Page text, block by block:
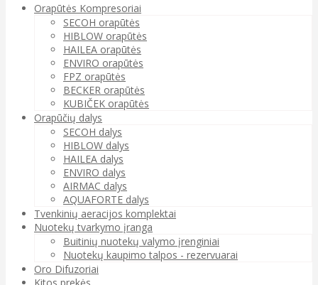
Orapūtės Kompresoriai
SECOH orapūtės
HIBLOW orapūtės
HAILEA orapūtės
ENVIRO orapūtės
FPZ orapūtės
BECKER orapūtės
KUBIČEK orapūtės
Orapūčių dalys
SECOH dalys
HIBLOW dalys
HAILEA dalys
ENVIRO dalys
AIRMAC dalys
AQUAFORTE dalys
Tvenkinių aeracijos komplektai
Nuotekų tvarkymo įranga
Buitinių nuotekų valymo įrenginiai
Nuotekų kaupimo talpos - rezervuarai
Oro Difuzoriai
Kitos prekės